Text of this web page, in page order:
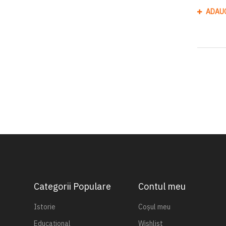
Categorii Populare
Istorie
Educațional
Contul meu
Coșul meu
Wishlist